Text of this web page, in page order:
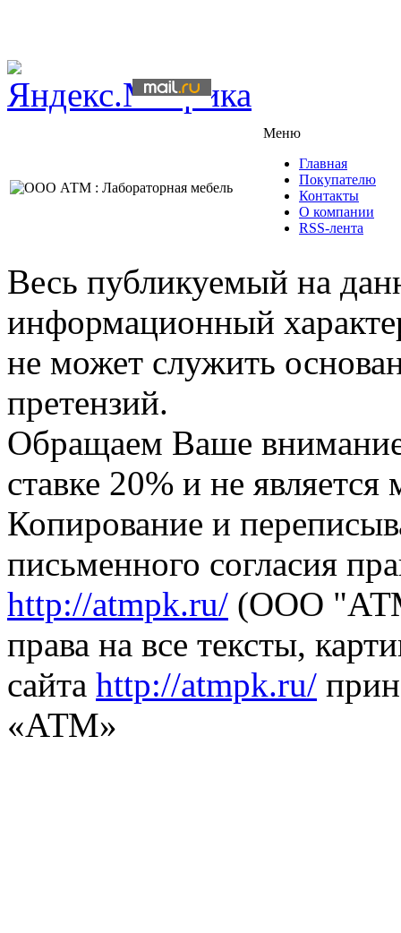
Меню
Главная
Покупателю
Контакты
О компании
RSS-лента
Весь публикуемый на
информационный
не может служить
претензий.
Обращаем Ваше
ставке 20% и не
Копирование и
письменного согласия
http://atmpk.ru/ (ООО
права на все тексты,
сайта http://atmpk.ru/
«АТМ»